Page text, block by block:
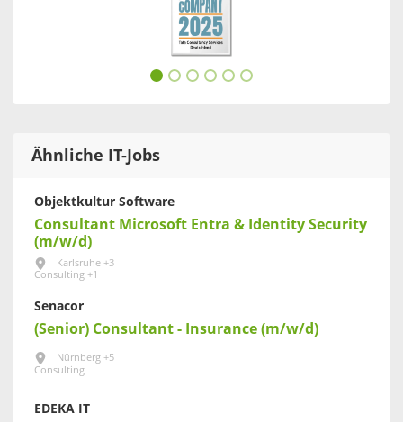
Ähnliche IT-Jobs
Objektkultur Software
Consultant Microsoft Entra & Identity Security
(m/w/d)
Karlsruhe +3
Consulting +1
Senacor
(Senior) Consultant - Insurance (m/w/d)
Nürnberg +5
Consulting
EDEKA IT